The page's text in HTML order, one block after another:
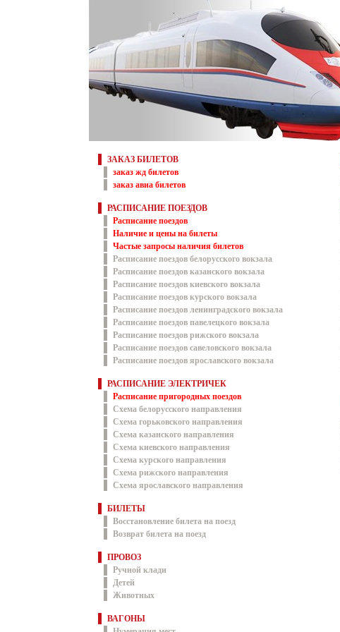
ЗАКАЗ БИЛЕТОВ
заказ жд билетов
заказ авиа билетов
РАСПИСАНИЕ ПОЕЗДОВ
Расписание поездов
Наличие и цены на билеты
Частые запросы наличия билетов
Расписание поездов белорусского вокзала
Расписание поездов казанского вокзала
Расписание поездов киевского вокзала
Расписание поездов курского вокзала
Расписание поездов ленинградского вокзала
Расписание поездов павелецкого вокзала
Расписание поездов рижского вокзала
Расписание поездов савеловского вокзала
Расписание поездов ярославского вокзала
РАСПИСАНИЕ ЭЛЕКТРИЧЕК
Расписание пригородных поездов
Схема белорусского направления
Схема горьковского направления
Схема казанского направления
Схема киевского направления
Схема курского направления
Схема рижского направления
Схема ярославского направления
БИЛЕТЫ
Восстановление билета на поезд
Возврат билета на поезд
ПРОВОЗ
Ручной клади
Детей
Животных
ВАГОНЫ